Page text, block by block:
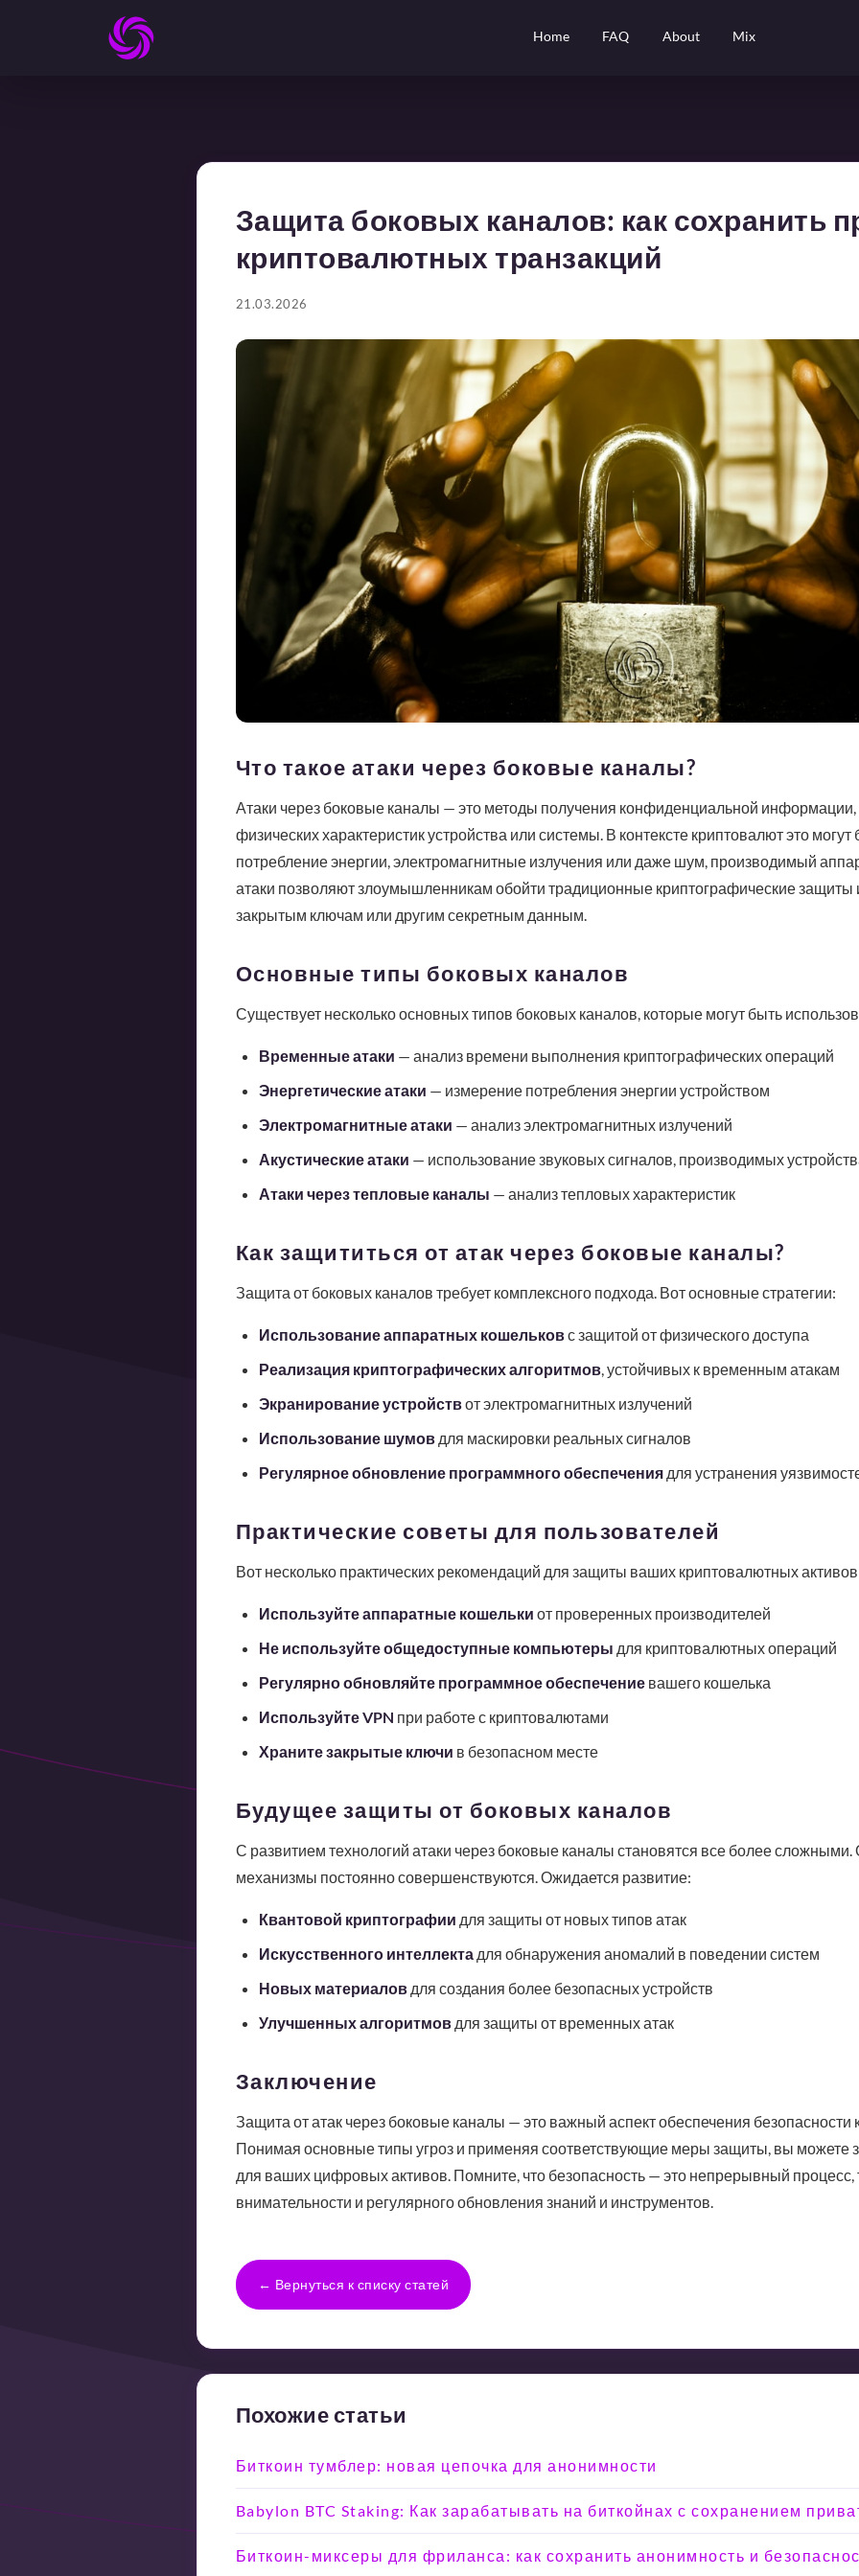
Home FAQ About Mix
Защита боковых каналов: как сохранить
криптовалютных транзакций
21.03.2026
Что такое атаки через боковые каналы?
Атаки через боковые каналы — это методы получения конфиденциальной
физических характеристик устройства или системы. В контексте криптовалют это
потребление энергии, электромагнитные излучения или даже шум, производимый
атаки позволяют злоумышленникам обойти традиционные криптографические защиты
закрытым ключам или другим секретным данным.
Основные типы боковых каналов
Существует несколько основных типов боковых каналов, которые могут быть
Временные атаки — анализ времени выполнения криптографических операций
Энергетические атаки — измерение потребления энергии устройством
Электромагнитные атаки — анализ электромагнитных излучений
Акустические атаки — использование звуковых сигналов, производимых
Атаки через тепловые каналы — анализ тепловых характеристик
Как защититься от атак через боковые каналы?
Защита от боковых каналов требует комплексного подхода. Вот основные стратегии:
Использование аппаратных кошельковс защитой от физического доступа
Реализация криптографических алгоритмов, устойчивых к временным атакам
Экранирование устройствот электромагнитных излучений
Использование шумовдля маскировки реальных сигналов
Регулярное обновление программного обеспечениядля устранения
Практические советы для пользователей
Вот несколько практических рекомендаций для защиты ваших криптовалютных
Используйте аппаратные кошельки от проверенных производителей
Не используйте общедоступные компьютеры для криптовалютных операций
Регулярно обновляйте программное обеспечениевашего кошелька
Используйте VPN при работе с криптовалютами
Храните закрытые ключи в безопасном месте
Будущее защиты от боковых каналов
С развитием технологий атаки через боковые каналы становятся все более
механизмы постоянно совершенствуются. Ожидается развитие:
Квантовой криптографии для защиты от новых типов атак
Искусственного интеллектадля обнаружения аномалий в поведении систем
Новых материаловдля создания более безопасных устройств
Улучшенных алгоритмовдля защиты от временных атак
Заключение
Защита от атак через боковые каналы — это важный аспект обеспечения
Понимая основные типы угроз и применяя соответствующие меры защиты, вы можете
для ваших цифровых активов. Помните, что безопасность — это непрерывный
внимательности и регулярного обновления знаний и инструментов.
← Вернуться к списку статей
Похожие статьи
Биткоин тумблер: новая цепочка для анонимности
Babylon BTC Staking: Как зарабатывать на биткойнах с сохранением
Биткоин-миксеры для фриланса: как сохранить анонимность и